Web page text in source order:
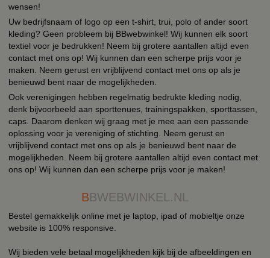
wensen!
Uw bedrijfsnaam of logo op een t-shirt, trui, polo of ander soort
kleding? Geen probleem bij BBwebwinkel! Wij kunnen elk soort
textiel voor je bedrukken! Neem bij grotere aantallen altijd even
contact met ons op! Wij kunnen dan een scherpe prijs voor je
maken. Neem gerust en vrijblijvend contact met ons op als je
benieuwd bent naar de mogelijkheden.
Ook verenigingen hebben regelmatig bedrukte kleding nodig,
denk bijvoorbeeld aan sporttenues, trainingspakken, sporttassen,
caps. Daarom denken wij graag met je mee aan een passende
oplossing voor je vereniging of stichting. Neem gerust en
vrijblijvend contact met ons op als je benieuwd bent naar de
mogelijkheden. Neem bij grotere aantallen altijd even contact met
ons op! Wij kunnen dan een scherpe prijs voor je maken!
BBWEBWINKEL.NL
Bestel gemakkelijk online met je laptop, ipad of mobieltje onze
website is 100% responsive.
Wij bieden vele betaal mogelijkheden kijk bij de afbeeldingen en